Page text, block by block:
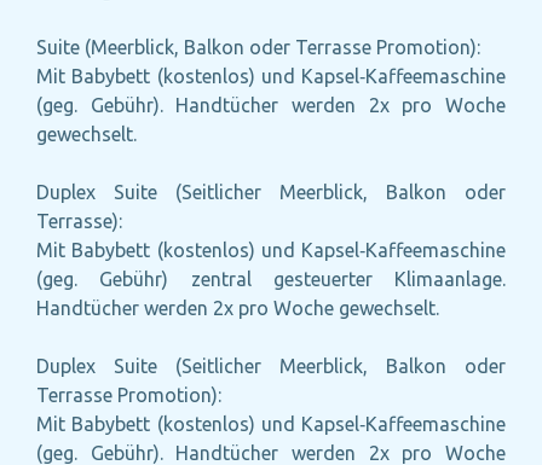
Suite (Meerblick, Balkon oder Terrasse Promotion):
Mit Babybett (kostenlos) und Kapsel‑Kaffeemaschine
(geg. Gebühr). Handtücher werden 2x pro Woche
gewechselt.
Duplex Suite (Seitlicher Meerblick, Balkon oder
Terrasse):
Mit Babybett (kostenlos) und Kapsel‑Kaffeemaschine
(geg. Gebühr) zentral gesteuerter Klimaanlage.
Handtücher werden 2x pro Woche gewechselt.
Duplex Suite (Seitlicher Meerblick, Balkon oder
Terrasse Promotion):
Mit Babybett (kostenlos) und Kapsel‑Kaffeemaschine
(geg. Gebühr). Handtücher werden 2x pro Woche